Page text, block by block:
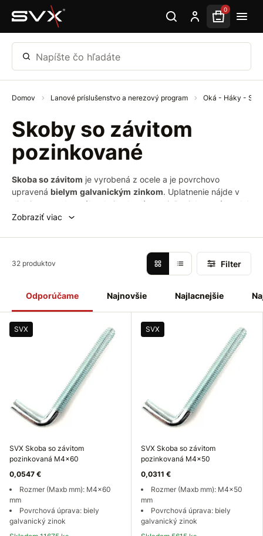
Preskočiť na hlavný obsah 0
Napíšte čo hľadáte
Domov Lanové príslušenstvo a nerezový program Oká - Háky -
Skoby so závitom
pozinkované
Skoba so závitom je vyrobená z ocele a je povrchovo
upravená bielym galvanickým zinkom. Uplatnenie nájde v
dielni, na stavbe, záhrade i v domácnosti. Pozinkovaný povlak
skobyzabraňuje
Zobraziť viac
Odporúčame Najnovšie Najlacnejšie
32 produktov Filter
SVX
SVX Skoba so závitom
pozinkovaná M4x60
0,0547 €
Rozmer (Maxb mm): M4x60
mm
Povrchová úprava: biely
galvanický zinok
SVX
SVX Skoba so závitom
pozinkovaná M4x50
0,0311 €
Rozmer (Maxb mm): M4x50
mm
Povrchová úprava: biely
galvanický zinok